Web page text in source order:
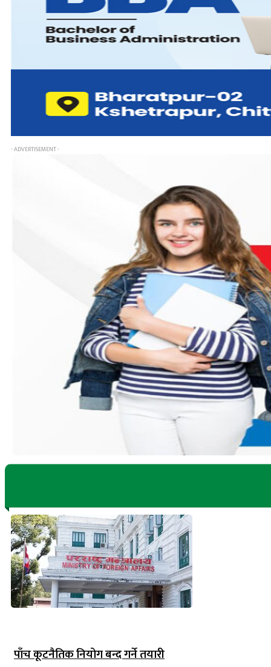
- ADVERTISEMENT -
पाँच कूटनैतिक नियोग बन्द गर्ने तयारी